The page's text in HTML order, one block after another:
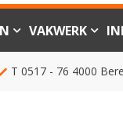
VAKWERK
T 0517 - 76 4000